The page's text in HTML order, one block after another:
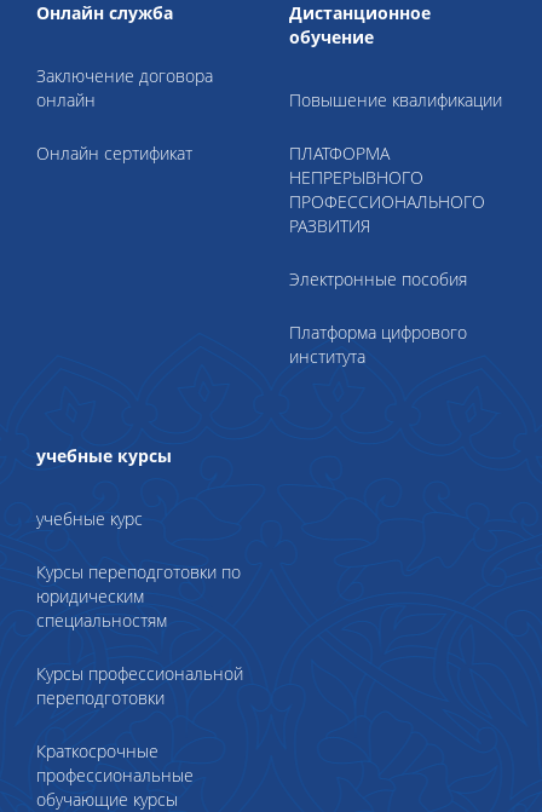
Онлайн служба
Заключение договора
онлайн
Онлайн сертификат
Дистанционное
обучение
Повышение квалификации
ПЛАТФОРМА
НЕПРЕРЫВНОГО
ПРОФЕССИОНАЛЬНОГО
РАЗВИТИЯ
Электронные пособия
Платформа цифрового
института
учебные курсы
учебные курс
Курсы переподготовки по
юридическим
специальностям
Курсы профессиональной
переподготовки
Краткосрочные
профессиональные
обучающие курсы